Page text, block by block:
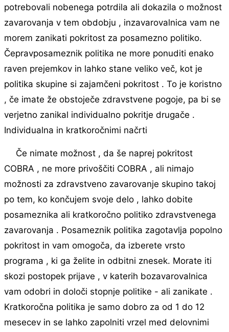
potrebovali nobenega potrdila ali dokazila o možnost
zavarovanja v tem obdobju , inzavarovalnica vam ne
morem zanikati pokritost za posamezno politiko.
Čepravposameznik politika ne more ponuditi enako
raven prejemkov in lahko stane veliko več, kot je
politika skupine si zajamčeni pokritost . To je koristno
, če imate že obstoječe zdravstvene pogoje, pa bi se
verjetno zanikal individualno pokritje drugače .
Individualna in kratkoročnimi načrti
Če nimate možnost , da še naprej pokritost
COBRA , ne more privoščiti COBRA , ali nimajo
možnosti za zdravstveno zavarovanje skupino takoj
po tem, ko končujem svoje delo , lahko dobite
posameznika ali kratkoročno politiko zdravstvenega
zavarovanja . Posameznik politika zagotavlja popolno
pokritost in vam omogoča, da izberete vrsto
programa , ki ga želite in odbitni znesek. Morate iti
skozi postopek prijave , v katerih bozavarovalnica
vam odobri in določi stopnje politike - ali zanikate .
Kratkoročna politika je samo dobro za od 1 do 12
mesecev in se lahko zapolniti vrzel med delovnimi